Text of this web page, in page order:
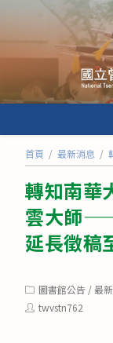
內
首頁 / 最新消息 /
轉知南華
雲大師
延長徵稿
Post
category:
圖書館公告 /最
Posttwvstn762